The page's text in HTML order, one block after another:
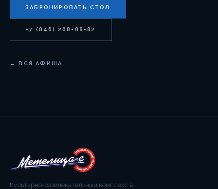
ЗАБРОНИРОВАТЬ СТОЛ
+7 (846) 268-88-82
← ВСЯ АФИША
Культурно-развлекательный комплекс в